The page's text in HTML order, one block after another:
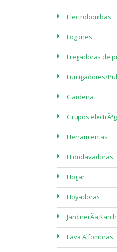
Electrobombas
Fogones
Fregadoras de
Fumigadores/
Gardena
Grupos
Herramientas
Hidrolavadoras
Hogar
Hoyadoras
JardinerÃ­a
Lava Alfombras